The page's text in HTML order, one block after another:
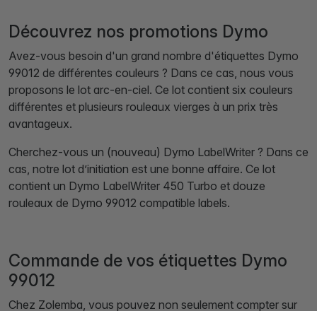
Découvrez nos promotions Dymo
Avez-vous besoin d'un grand nombre d'étiquettes Dymo
99012 de différentes couleurs ? Dans ce cas, nous vous
proposons le lot arc-en-ciel. Ce lot contient six couleurs
différentes et plusieurs rouleaux vierges à un prix très
avantageux.
Cherchez-vous un (nouveau) Dymo LabelWriter ? Dans ce
cas, notre lot d’initiation est une bonne affaire. Ce lot
contient un Dymo LabelWriter 450 Turbo et douze
rouleaux de Dymo 99012 compatible labels.
Commande de vos étiquettes Dymo
99012
Chez Zolemba, vous pouvez non seulement compter sur